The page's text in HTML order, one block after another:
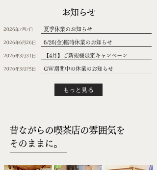
お知らせ
2026年7月7日 夏季休業のお知らせ
2026年6月26日 6/26(金)臨時休業のお知らせ
2026年3月31日 【4月】ご新規様限定キャンペーン
2026年3月25日 GW期間中の休業のお知らせ
もっと見る
昔ながらの喫茶店の雰囲気を
そのままに。